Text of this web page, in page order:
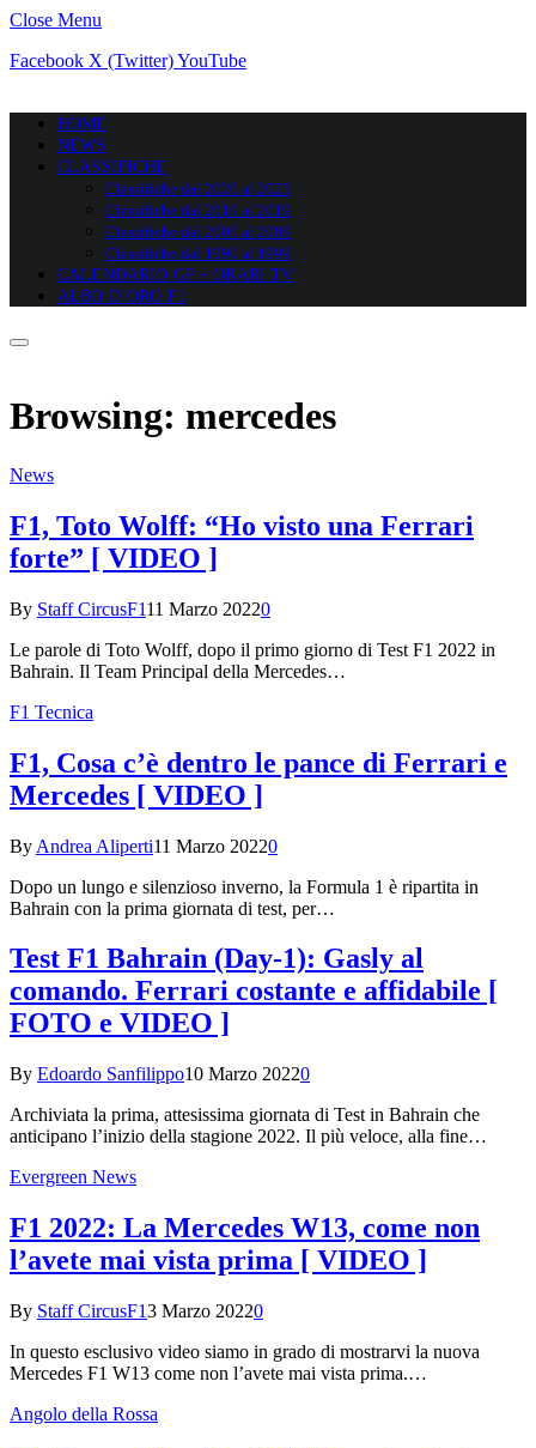
Close Menu
Facebook X (Twitter)YouTube
HOME
NEWS
CLASSIFICHE
Classifiche dal 2020 al 2025
Classifiche dal 2010 al 2019
Classifiche dal 2000 al 2009
Classifiche dal 1990 al 1999
CALENDARIO GP + ORARI TV
ALBO D’ORO F1
Browsing: mercedes
News
F1, Toto Wolff: “Ho visto una Ferrari
forte” [ VIDEO ]
By Staff CircusF111 Marzo 20220
Le parole di Toto Wolff, dopo il primo giorno di Test F1 2022 in
Bahrain. Il Team Principal della Mercedes…
F1 Tecnica
F1, Cosa c’è dentro le pance di Ferrari e
Mercedes [ VIDEO ]
By Andrea Aliperti11 Marzo 20220
Dopo un lungo e silenzioso inverno, la Formula 1 è ripartita in
Bahrain con la prima giornata di test, per…
Test F1 Bahrain (Day-1): Gasly al
comando. Ferrari costante e affidabile [
FOTO e VIDEO ]
By Edoardo Sanfilippo10 Marzo 20220
Archiviata la prima, attesissima giornata di Test in Bahrain che
anticipano l’inizio della stagione 2022. Il più veloce, alla fine…
Evergreen News
F1 2022: La Mercedes W13, come non
l’avete mai vista prima [ VIDEO ]
By Staff CircusF13 Marzo 20220
In questo esclusivo video siamo in grado di mostrarvi la nuova
Mercedes F1 W13 come non l’avete mai vista prima.…
Angolo della Rossa